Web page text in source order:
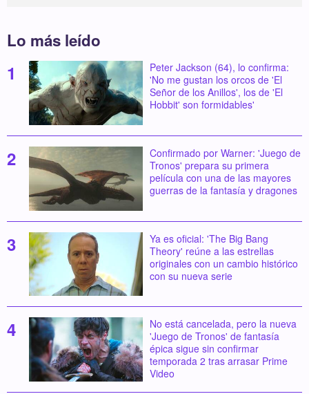
Lo más leído
Peter Jackson (64), lo confirma:
'No me gustan los orcos de 'El
Señor de los Anillos', los de 'El
Hobbit' son formidables'
Confirmado por Warner: 'Juego de
Tronos' prepara su primera
película con una de las mayores
guerras de la fantasía y dragones
Ya es oficial: 'The Big Bang
Theory' reúne a las estrellas
originales con un cambio histórico
con su nueva serie
No está cancelada, pero la nueva
'Juego de Tronos' de fantasía
épica sigue sin confirmar
temporada 2 tras arrasar Prime
Video